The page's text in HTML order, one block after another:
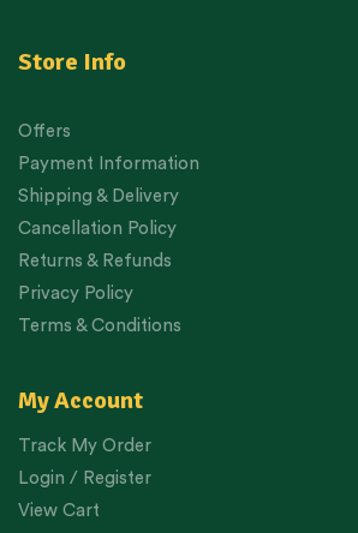
Store Info
Offers
Payment Information
Shipping & Delivery
Cancellation Policy
Returns & Refunds
Privacy Policy
Terms & Conditions
My Account
Track My Order
Login / Register
View Cart